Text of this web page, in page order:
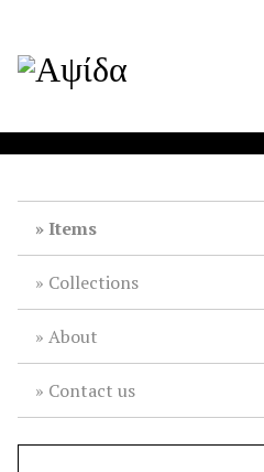
Items
Collections
About
Contact us